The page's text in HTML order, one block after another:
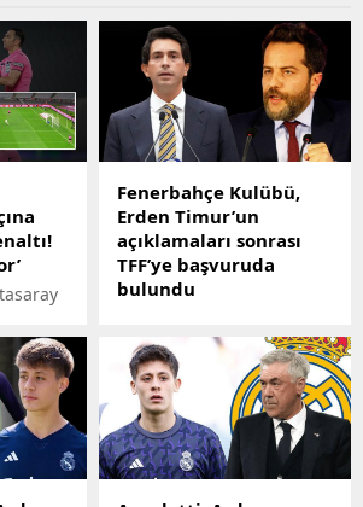
Fenerbahçe Kulübü,
Erden Timur’un
açıklamaları sonrası
TFF’ye başvuruda
bulundu
Galatasaray Sportif AŞ
Vekili Erden Timur'un
açıklamalarının ardından
Türkiye Futbol
Federasyonu'na başvuru
yaptı.